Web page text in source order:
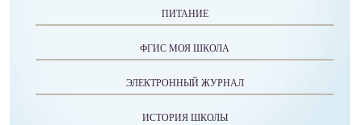
ПИТАНИЕ
ФГИС МОЯ ШКОЛА
ЭЛЕКТРОННЫЙ ЖУРНАЛ
ИСТОРИЯ ШКОЛЫ